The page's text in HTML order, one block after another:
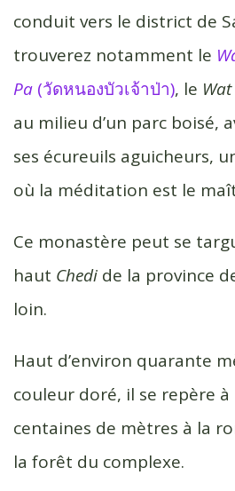
conduit vers le district de
trouverez notamment le
Pa (วัดหนองบัวเจ้าป่า), le
au milieu d’un parc boisé,
ses écureuils aguicheurs,
où la méditation est le
Ce monastère peut se
haut Chedi de la province
loin.
Haut d’environ quarante
couleur doré, il se repère
centaines de mètres à la
la forêt du complexe.